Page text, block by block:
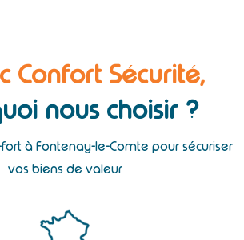
Confort Sécurité,
nous choisir ?
à Fontenay-le-Comte pour sécuriser
vos biens de valeur